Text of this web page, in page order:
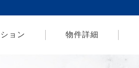
ョン 物件詳細